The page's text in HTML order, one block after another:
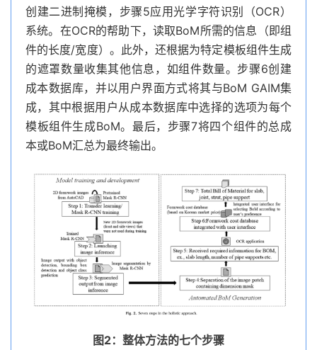
创建二进制掩模，步骤5应用光学字符识别（OCR）
系统。在OCR的帮助下，读取BoM所需的信息（即组
件的长度/宽度）。此外，还根据为特定模板组件生成
的遮罩数量收集其他信息，如组件数量。步骤6创建
成本数据库，并以用户界面方式将其与BoM GAIM集
成，其中根据用户从成本数据库中选择的选项为每个
模板组件生成BoM。最后，步骤7将四个组件的总成
本或BoM汇总为最终输出。
图2：整体方法的七个步骤